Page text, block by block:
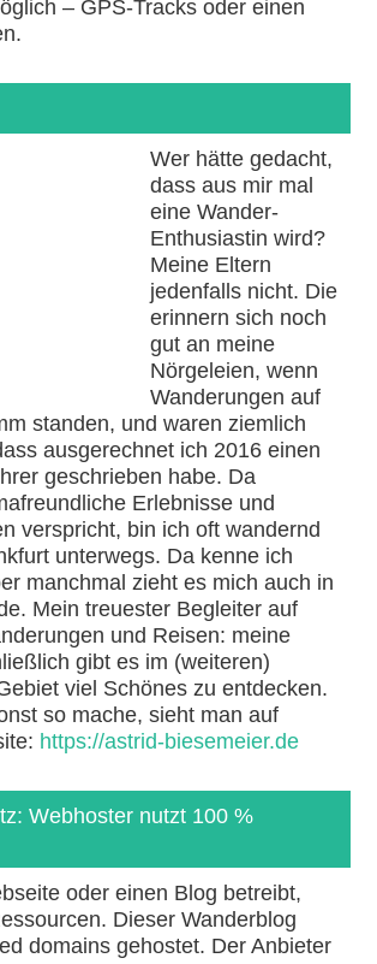
– GPS-Tracks oder einen
Wer hätte gedacht,
dass aus mir mal
eine Wander-
Enthusiastin wird?
Meine Eltern
jedenfalls nicht. Die
erinnern sich noch
gut an meine
Nörgeleien, wenn
Wanderungen auf
standen, und waren ziemlich
ausgerechnet ich 2016 einen
geschrieben habe. Da
Erlebnisse und
verspricht, bin ich oft wandernd
unterwegs. Da kenne ich
manchmal zieht es mich auch in
Mein treuester Begleiter auf
und Reisen: meine
gibt es im (weiteren)
viel Schönes zu entdecken.
so mache, sieht man auf
https://astrid-biesemeier.de
Webhoster nutzt 100 %
oder einen Blog betreibt,
Dieser Wanderblog
domains gehostet. Der Anbieter